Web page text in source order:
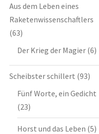
Aus dem Leben eines
Raketenwissenschaftlers
(63)
Der Krieg der Magier(6)
Scheibster schillert (93)
Fünf Worte, ein Gedicht
(23)
Horst und das Leben (5)